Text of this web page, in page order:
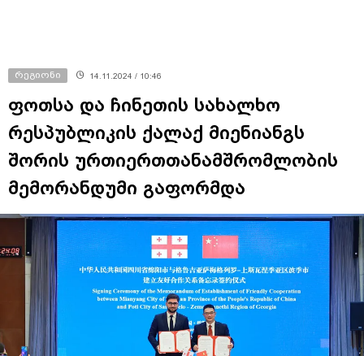
რეგიონი 14.11.2024 / 10:46
ფოთსა და ჩინეთის სახალხო
რესპუბლიკის ქალაქ მიენიანგს
შორის ურთიერთთანამშრომლობის
მემორანდუმი გაფორმდა